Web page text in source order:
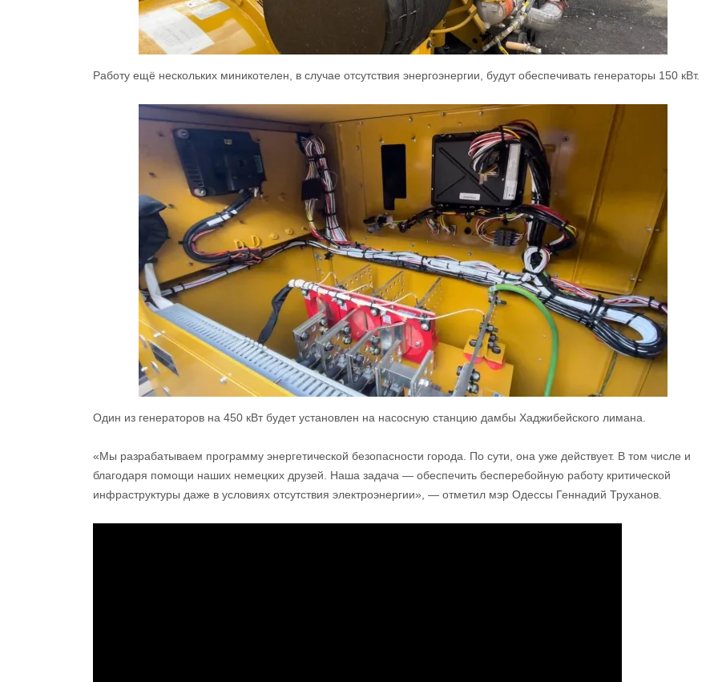
Работу ещё нескольких миникотелен, в случае отсутствия энергоэнергии, будут обеспечивать генераторы 150 кВт.
Один из генераторов на 450 кВт будет установлен на насосную станцию дамбы Хаджибейского лимана.
«Мы разрабатываем программу энергетической безопасности города. По сути, она уже действует. В том числе и
благодаря помощи наших немецких друзей. Наша задача — обеспечить бесперебойную работу критической
инфраструктуры даже в условиях отсутствия электроэнергии», — отметил мэр Одессы Геннадий Труханов.